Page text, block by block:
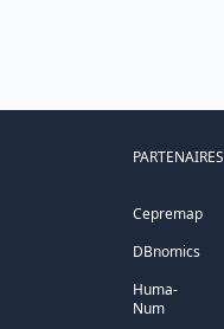
PARTENAIRES
Cepremap
DBnomics
Huma-
Num